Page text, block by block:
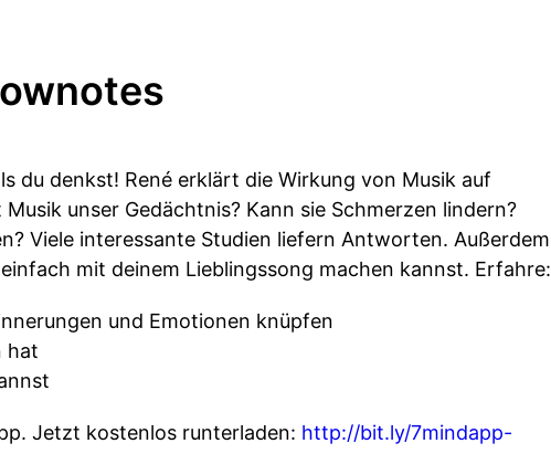
du denkst! René erklärt die Wirkung von Musik auf
unser Gedächtnis? Kann sie Schmerzen lindern?
Viele interessante Studien liefern Antworten. Außerdem
mit deinem Lieblingssong machen kannst. Erfahre:
und Emotionen knüpfen
hat
Jetzt kostenlos runterladen: http://bit.ly/7mindapp-